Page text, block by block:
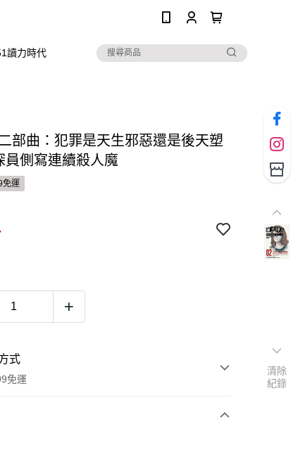
讀力時代
部曲：犯罪是天生邪惡還是後天塑
員側寫連續殺人魔
免運
式
免運
清除
紀錄